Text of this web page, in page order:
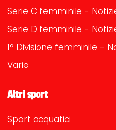
Serie C femminile -
Serie D femminile -
1° Divisione femminile -
Varie
Altri sport
Sport acquatici